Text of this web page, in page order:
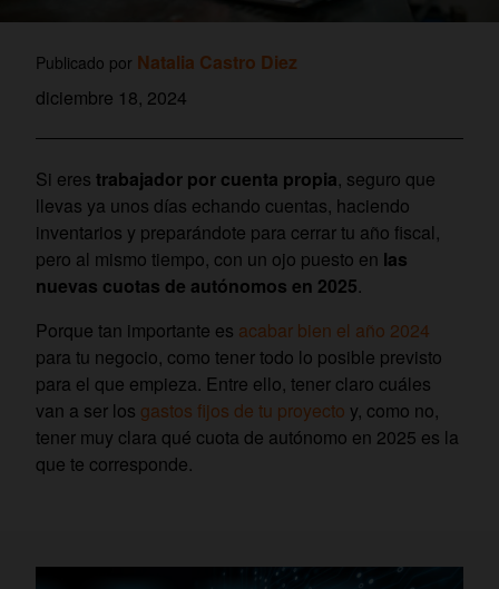
Publicado por Natalia Castro Diez
diciembre 18, 2024
Si eres trabajador por cuenta propia, seguro que
llevas ya unos días echando cuentas, haciendo
inventarios y preparándote para cerrar tu año fiscal,
pero al mismo tiempo, con un ojo puesto en las
nuevas cuotas de autónomos en 2025.
Porque tan importante es acabar bien el año 2024
para tu negocio, como tener todo lo posible previsto
para el que empieza. Entre ello, tener claro cuáles
van a ser los gastos fijos de tu proyecto y, como no,
tener muy clara qué cuota de autónomo en 2025 es la
que te corresponde.